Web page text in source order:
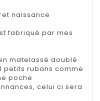
naissance
fabriqué par mes
matelassé doublé
petits rubans comme
poche
celui ci sera